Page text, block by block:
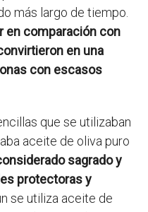
más largo de tiempo.
en comparación con
en una
con escasos
que se utilizaban
aceite de oliva puro
sagrado y
protectoras y
se utiliza aceite de